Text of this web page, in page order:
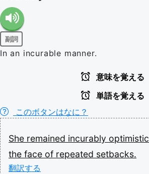
副詞
In an incurable manner.
意味を覚える
単語を覚える
このボタンはなに？
She remained incurably optimistic
the face of repeated setbacks.
翻訳する